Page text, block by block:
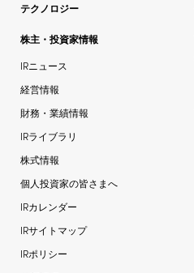
テクノロジー
株主・投資家情報
IRニュース
経営情報
財務・業績情報
IRライブラリ
株式情報
個人投資家の皆さまへ
IRカレンダー
IRサイトマップ
IRポリシー